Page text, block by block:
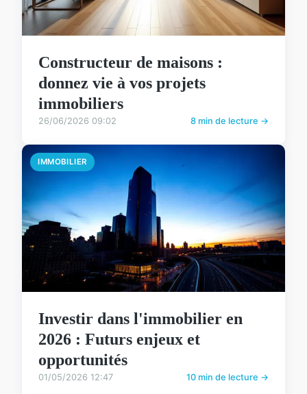
Constructeur de maisons :
donnez vie à vos projets
immobiliers
26/06/2026 09:02 8 min de lecture →
IMMOBILIER
Investir dans l'immobilier en
2026 : Futurs enjeux et
opportunités
01/05/2026 12:47 10 min de lecture →